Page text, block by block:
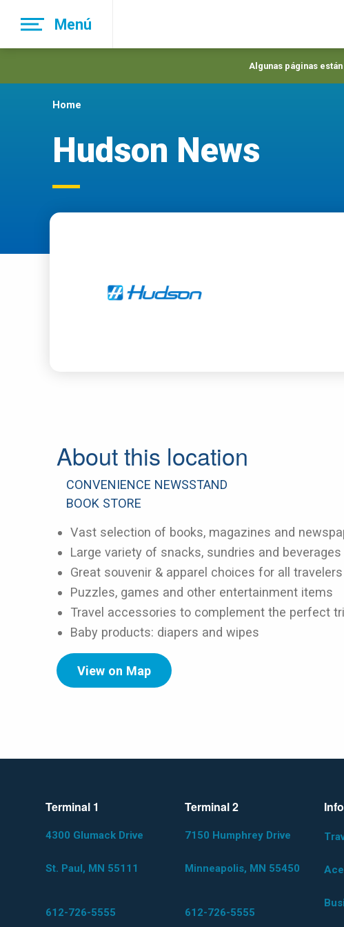
main
Menú
Algunas páginas
Home
Hudson News
About this location
CONVENIENCE NEWSSTAND
BOOK STORE
Vast selection of books, magazines and
Large variety of snacks, sundries and beverages
Great souvenir & apparel choices for all travelers
Puzzles, games and other entertainment items
Travel accessories to complement the perfect
Baby products: diapers and wipes
View on Map
Terminal 1
4300 Glumack Drive
St. Paul, MN 55111
612-726-5555
Terminal 2
7150 Humphrey Drive
Minneapolis, MN 55450
612-726-5555